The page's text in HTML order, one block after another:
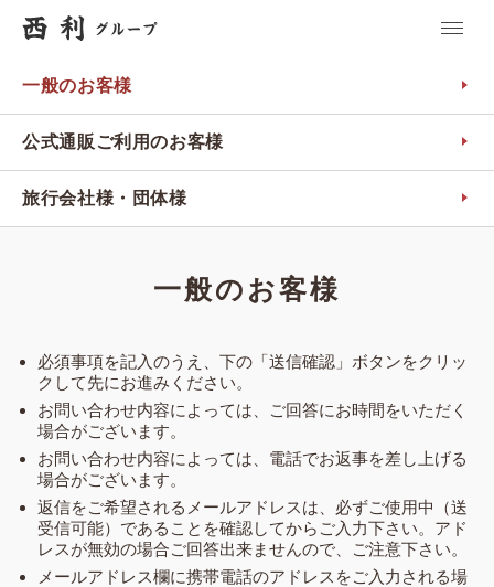
一般のお客様
公式通販ご利用のお客様
旅行会社様・団体様
一般のお客様
必須事項を記入のうえ、下の「送信確認」ボタンをクリッ
クして先にお進みください。
お問い合わせ内容によっては、ご回答にお時間をいただく
場合がございます。
お問い合わせ内容によっては、電話でお返事を差し上げる
場合がございます。
返信をご希望されるメールアドレスは、必ずご使用中（送
受信可能）であることを確認してからご入力下さい。アド
レスが無効の場合ご回答出来ませんので、ご注意下さい。
メールアドレス欄に携帯電話のアドレスをご入力される場